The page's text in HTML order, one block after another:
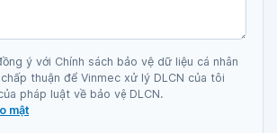
ý với Chính sách bảo vệ dữ liệu cá nhân
thuận để Vinmec xử lý DLCN của tôi
pháp luật về bảo vệ DLCN.
mật